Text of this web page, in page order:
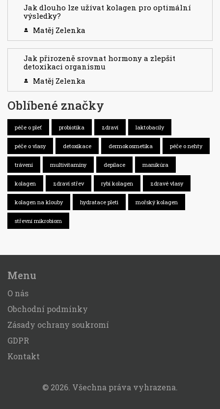
Jak dlouho lze užívat kolagen pro optimální
výsledky?
Matěj Zelenka
Jak přirozeně srovnat hormony a zlepšit
detoxikaci organismu
Matěj Zelenka
Oblíbené značky
péče o pleť probiotika zdraví laktobacily
péče o vlasy detoxikace dermokosmetika péče o nehty
trávení multivitamíny depilace manikúra
kolagen zdraví střev rybí kolagen zdravé vlasy
kolagen na klouby hydratace pleti mořský kolagen
střevní mikrobiom
Menu
O nás
Obchodní podmínky
Zásady ochrany soukromí
GDPR
Kontakt
© 2026. Všechna práva vyhrazena.